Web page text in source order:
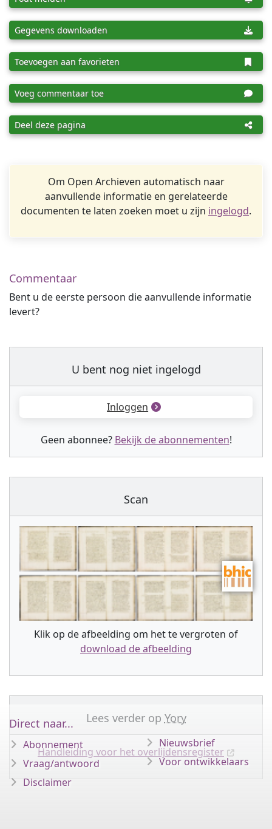
Gegevens downloaden
Toevoegen aan favorieten
Voeg commentaar toe
Deel deze pagina
Om Open Archieven automatisch naar
aanvullende informatie en gerelateerde
documenten te laten zoeken moet u zijn ingelogd.
Commentaar
Bent u de eerste persoon die aanvullende informatie
levert?
U bent nog niet ingelogd
Inloggen
Geen abonnee? Bekijk de abonnementen!
Scan
Klik op de afbeelding om het te vergroten of
download de afbeelding
Lees verder op Yory
Handleiding voor het overlijdensregister
Direct naar...
Abonnement
Vraag/antwoord
Disclaimer
Nieuwsbrief
Voor ontwikkelaars